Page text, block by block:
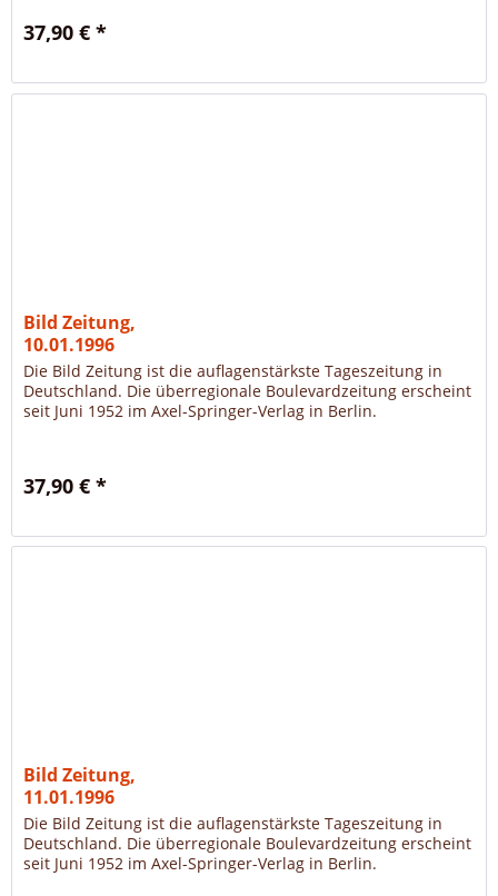
37,90 € *
Bild Zeitung,
10.01.1996
Die Bild Zeitung ist die auflagenstärkste Tageszeitung in
Deutschland. Die überregionale Boulevardzeitung erscheint
seit Juni 1952 im Axel-Springer-Verlag in Berlin.
37,90 € *
Bild Zeitung,
11.01.1996
Die Bild Zeitung ist die auflagenstärkste Tageszeitung in
Deutschland. Die überregionale Boulevardzeitung erscheint
seit Juni 1952 im Axel-Springer-Verlag in Berlin.